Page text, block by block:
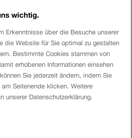
wichtig.
Erkenntnisse über die Besuche unserer
die Website für Sie optimal zu gestalten
Bestimmte Cookies stammen von
erhobenen Informationen einsehen
Sie jederzeit ändern, indem Sie
Seitenende klicken. Weitere
unserer Datenschutzerklärung.